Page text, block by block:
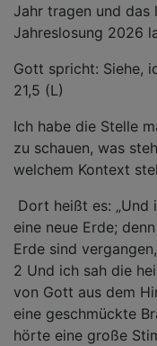
Jahr tragen und
Jahreslosung 2026
Gott spricht: Siehe,
21,5 (L)
Ich habe die Stelle
zu schauen, was
welchem Kontext
Dort heißt es: „Und
eine neue Erde;
Erde sind
2 Und ich sah die
von Gott aus dem
eine geschmückte
hörte eine große